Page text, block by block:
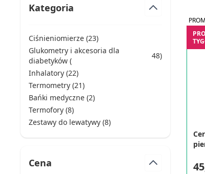
Kategoria
Ciśnieniomierze (23
products available )
Glukometry i akcesoria dla
diabetyków (
48
products available
)
Inhalatory (22
products available
)
Termometry (21
products available
)
Bańki medyczne (2
products available)
Termofory (8
products available
)
Zestawy do lewatywy (8
products available )
Cena